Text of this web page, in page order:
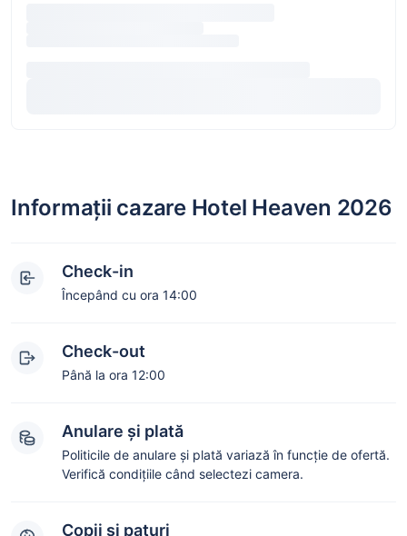
Informații cazare Hotel Heaven 2026
Check-in
Începând cu ora 14:00
Check-out
Până la ora 12:00
Anulare și plată
Politicile de anulare și plată variază în funcție de ofertă.
Verifică condițiile când selectezi camera.
Copii și paturi